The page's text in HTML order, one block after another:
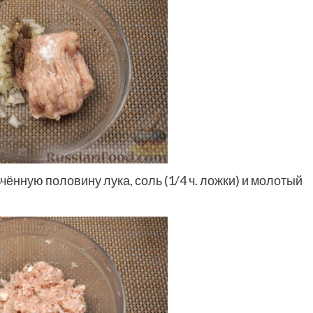
половину лука, соль (1/4 ч. ложки) и молотый